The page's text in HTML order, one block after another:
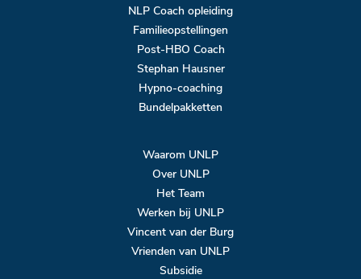
NLP Coach opleiding
Familieopstellingen
Post-HBO Coach
Stephan Hausner
Hypno-coaching
Bundelpakketten
Waarom UNLP
Over UNLP
Het Team
Werken bij UNLP
Vincent van der Burg
Vrienden van UNLP
Subsidie